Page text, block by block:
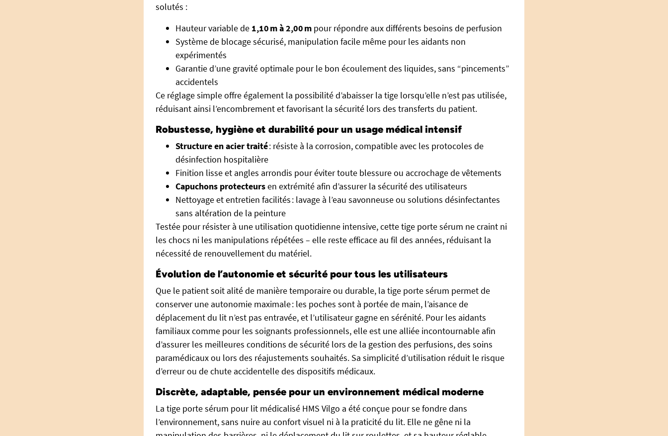
solutés :
Hauteur variable de 1,10 m à 2,00 m pour répondre aux différents besoins de perfusion
Système de blocage sécurisé, manipulation facile même pour les aidants non
expérimentés
Garantie d’une gravité optimale pour le bon écoulement des liquides, sans “pincements”
accidentels
Ce réglage simple offre également la possibilité d’abaisser la tige lorsqu’elle n’est pas utilisée,
réduisant ainsi l’encombrement et favorisant la sécurité lors des transferts du patient.
Robustesse, hygiène et durabilité pour un usage médical intensif
Structure en acier traité: résiste à la corrosion, compatible avec les protocoles de
désinfection hospitalière
Finition lisse et angles arrondis pour éviter toute blessure ou accrochage de vêtements
Capuchons protecteursen extrémité afin d’assurer la sécurité des utilisateurs
Nettoyage et entretien facilités : lavage à l’eau savonneuse ou solutions désinfectantes
sans altération de la peinture
Testée pour résister à une utilisation quotidienne intensive, cette tige porte sérum ne craint ni
les chocs ni les manipulations répétées – elle reste efficace au fil des années, réduisant la
nécessité de renouvellement du matériel.
Évolution de l’autonomie et sécurité pour tous les utilisateurs
Que le patient soit alité de manière temporaire ou durable, la tige porte sérum permet de
conserver une autonomie maximale : les poches sont à portée de main, l’aisance de
déplacement du lit n’est pas entravée, et l’utilisateur gagne en sérénité. Pour les aidants
familiaux comme pour les soignants professionnels, elle est une alliée incontournable afin
d’assurer les meilleures conditions de sécurité lors de la gestion des perfusions, des soins
paramédicaux ou lors des réajustements souhaités. Sa simplicité d’utilisation réduit le risque
d’erreur ou de chute accidentelle des dispositifs médicaux.
Discrète, adaptable, pensée pour un environnement médical moderne
La tige porte sérum pour lit médicalisé HMS Vilgo a été conçue pour se fondre dans
l’environnement, sans nuire au confort visuel ni à la praticité du lit. Elle ne gêne ni la